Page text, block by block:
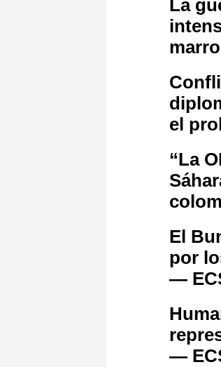
La
el
“La
El
por
—
—